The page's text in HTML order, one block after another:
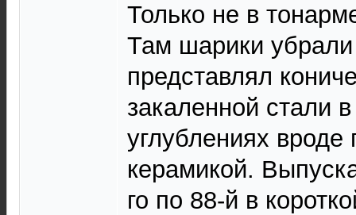
Только не в
Там шарики
представлял
закаленной стали
углублениях вроде
керамикой.
го по 88-й в